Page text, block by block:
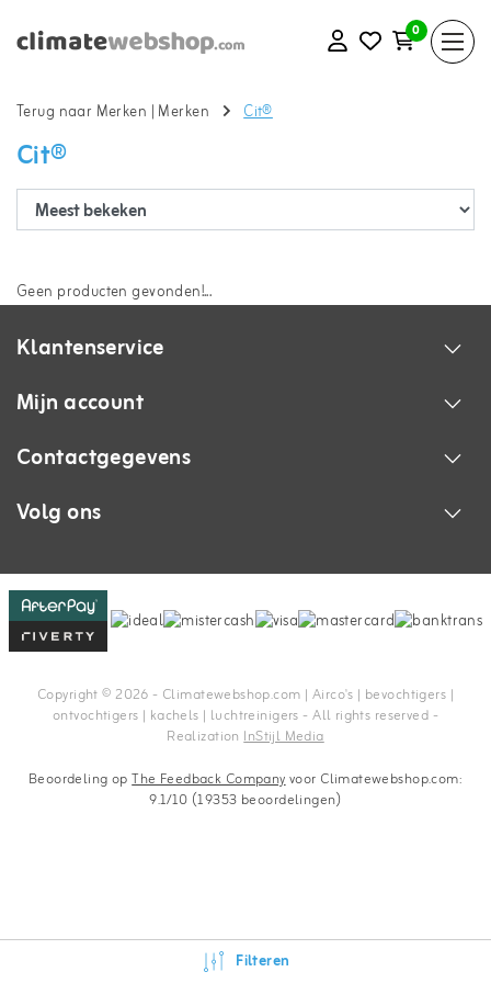
0
Terug naar Merken | Merken Cit®
Cit®
Geen producten gevonden!...
Klantenservice
Mijn account
Contactgegevens
Volg ons
Copyright © 2026 - Climatewebshop.com | Airco's | bevochtigers |
ontvochtigers | kachels | luchtreinigers - All rights reserved -
RealizationInStijl Media
Filteren
Beoordeling opThe Feedback Companyvoor Climatewebshop.com:
9.1/10 (19353 beoordelingen)